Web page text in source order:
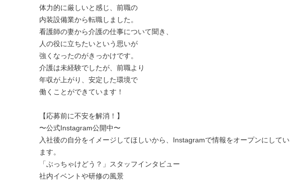
体力的に厳しいと感じ、前職の
内装設備業から転職しました。
看護師の妻から介護の仕事について聞き、
人の役に立ちたいという思いが
強くなったのがきっかけです。
介護は未経験でしたが、前職より
年収が上がり、安定した環境で
働くことができています！
【応募前に不安を解消！】
〜公式Instagram公開中〜
入社後の自分をイメージしてほしいから、Instagramで情報をオープンにしてい
ます。
「ぶっちゃけどう？」スタッフインタビュー
社内イベントや研修の風景